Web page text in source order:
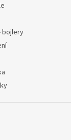
bojlery